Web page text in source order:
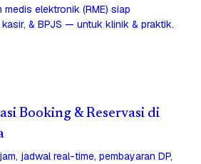
medis elektronik (RME) siap
kasir, & BPJS — untuk klinik & praktik.
Booking & Reservasi di
jadwal real-time, pembayaran DP,